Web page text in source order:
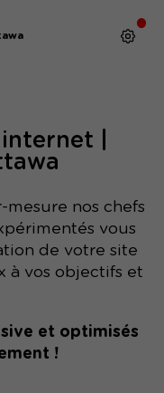
|
mesure nos chefs
vous
de votre site
à vos objectifs et
et optimisés
!